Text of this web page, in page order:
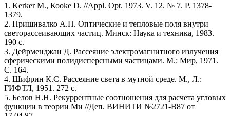
1. Kerker М., Коokе D. //Appl. Opt. 1973. V. 12. № 7. P. 1378-
1379.
2. Пришивалко А.П. Оптические и тепловые поля внутри
светорассеивающих частиц. Минск: Наука и техника, 1983.
190 с.
3. Дейрменджан Д. Рассеяние электромагнитного излучения
сферическими полидисперсными частицами. М.: Мир, 1971.
С. 164.
4. Шифрин К.С. Рассеяние света в мутной среде. М., Л.:
ГИФТЛ, 1951. 272 с.
5. Белов Н.Н. Рекуррентные соотношения для расчета угловых
функции в теории Ми //Деп. ВИНИТИ №2721-В87 от